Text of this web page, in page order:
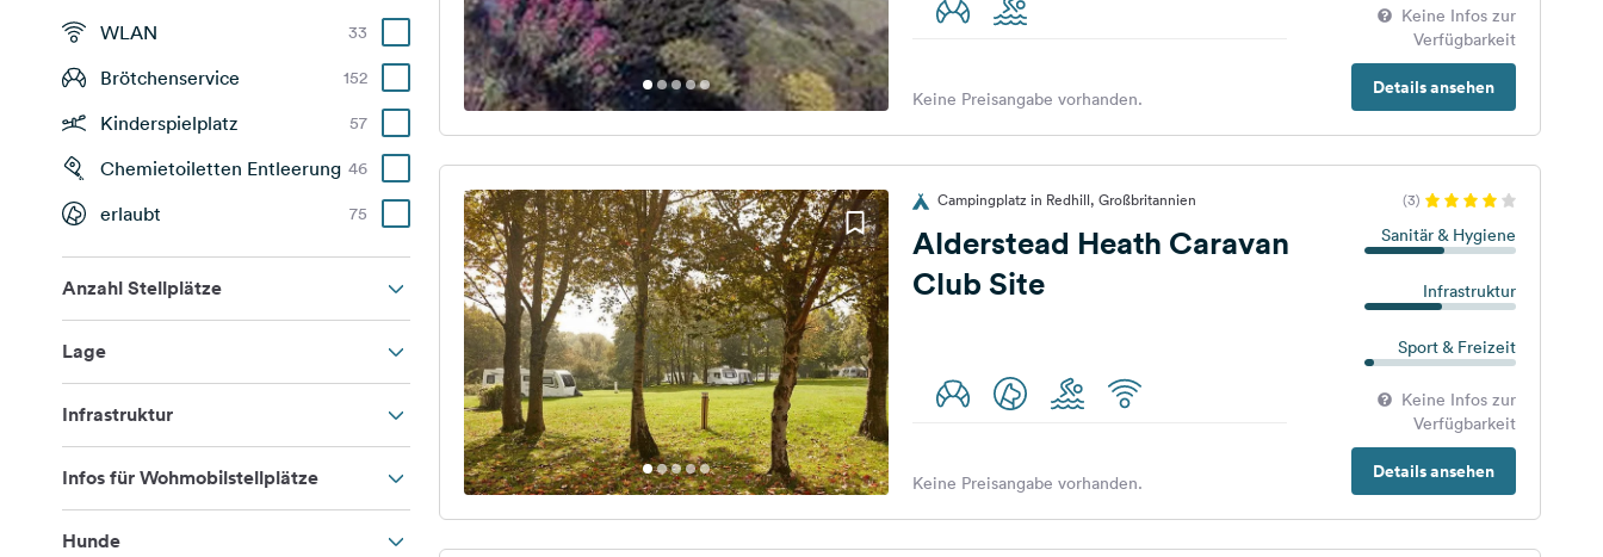
WLAN 33
Brötchenservice 152
Kinderspielplatz 57
Chemietoiletten Entleerung 46
erlaubt 75
Anzahl Stellplätze
Lage
Infrastruktur
Infos für Wohmobilstellplätze
Hunde
Keine Infos zur
Verfügbarkeit
Details ansehen
Keine Preisangabe vorhanden.
Campingplatz in Redhill, Großbritannien (3)
Alderstead Heath Caravan
Club Site
Sanitär & Hygiene
Infrastruktur
Sport & Freizeit
Keine Infos zur
Verfügbarkeit
Details ansehen
Keine Preisangabe vorhanden.